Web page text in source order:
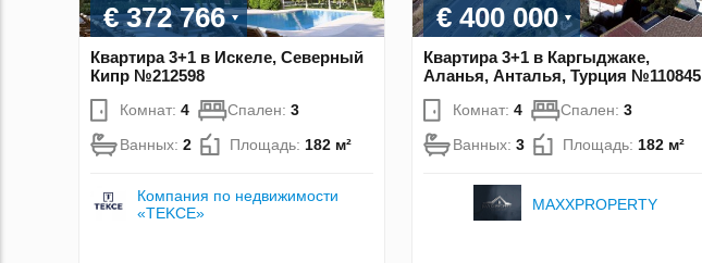
€ 372 766
Квартира 3+1 в Искеле, Северный
Кипр №212598
Комнат: 4 Спален: 3
Ванных: 2 Площадь: 182 м²
Компания по недвижимости
«TEKCE»
€ 400 000
Квартира 3+1 в Каргыджаке,
Аланья, Анталья, Турция №110845
Комнат: 4 Спален: 3
Ванных: 3 Площадь: 182 м²
MAXXPROPERTY